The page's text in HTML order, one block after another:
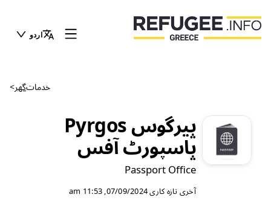
اردو
گھر> خدمات
پیرگوس Pyrgos
پاسپورٹ آفس
Passport Office
آخری تازہ کاری07/09/2024, 11:53 am